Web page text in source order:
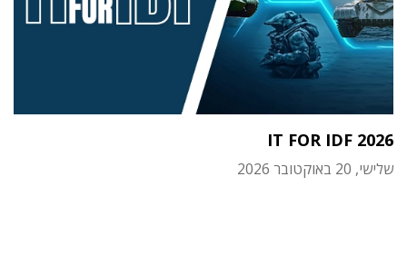
IT FOR IDF 2026
שלישי, 20 באוקטובר 2026